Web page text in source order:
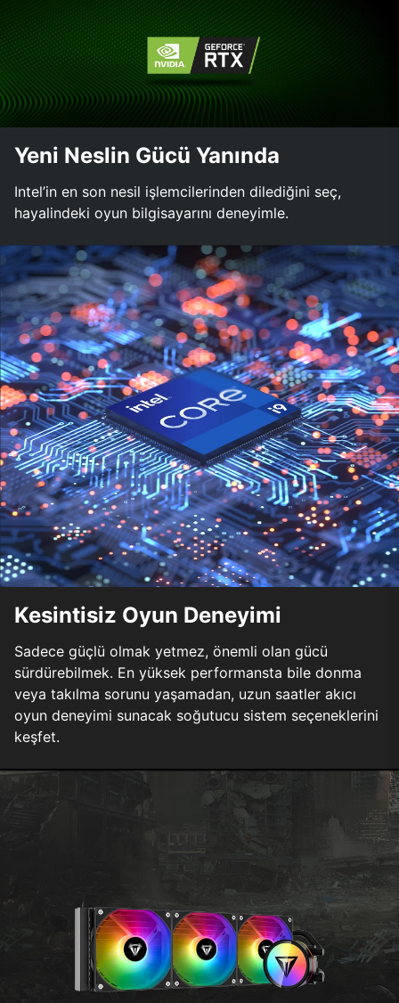
Yeni Neslin Gücü Yanında
Intel’in en son nesil işlemcilerinden dilediğini seç,
hayalindeki oyun bilgisayarını deneyimle.
Kesintisiz Oyun Deneyimi
Sadece güçlü olmak yetmez, önemli olan gücü
sürdürebilmek. En yüksek performansta bile donma
veya takılma sorunu yaşamadan, uzun saatler akıcı
oyun deneyimi sunacak soğutucu sistem seçeneklerini
keşfet.